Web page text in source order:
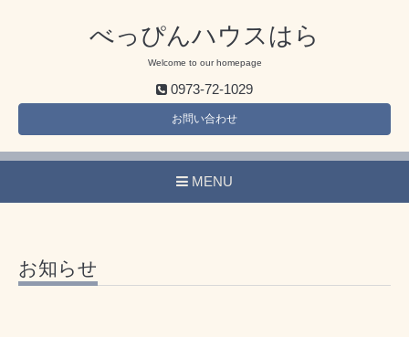
べっぴんハウスはら
Welcome to our homepage
0973-72-1029
お問い合わせ
MENU
お知らせ